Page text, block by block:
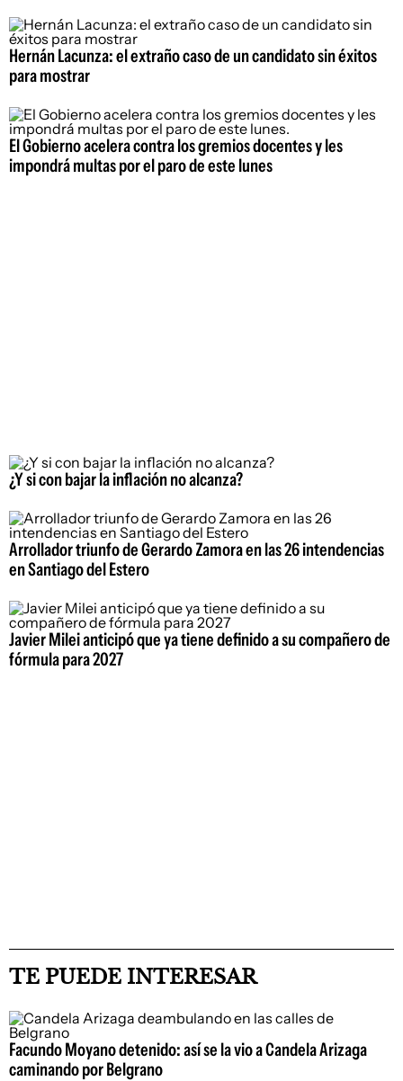
Hernán Lacunza: el extraño caso de un candidato sin éxitos
para mostrar
El Gobierno acelera contra los gremios docentes y les
impondrá multas por el paro de este lunes
¿Y si con bajar la inflación no alcanza?
Arrollador triunfo de Gerardo Zamora en las 26 intendencias
en Santiago del Estero
Javier Milei anticipó que ya tiene definido a su compañero de
fórmula para 2027
TE PUEDE INTERESAR
Facundo Moyano detenido: así se la vio a Candela Arizaga
caminando por Belgrano